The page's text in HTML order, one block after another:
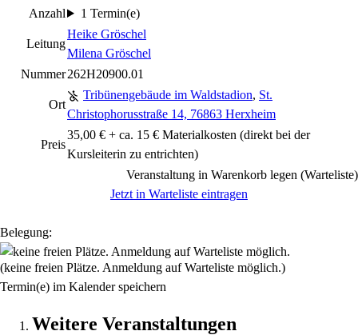
Anzahl
1 Termin(e)
Leitung
Heike Gröschel
Milena Gröschel
Nummer262H20900.01
Ort
Tribünengebäude im Waldstadion, St.
Christophorusstraße 14, 76863 Herxheim
Preis
35,00 € + ca. 15 € Materialkosten (direkt bei der
Kursleiterin zu entrichten)
Veranstaltung in Warenkorb legen (Warteliste)
Jetzt in Warteliste eintragen
Belegung:
(keine freien Plätze. Anmeldung auf Warteliste möglich.)
Termin(e) im Kalender speichern
Weitere Veranstaltungen